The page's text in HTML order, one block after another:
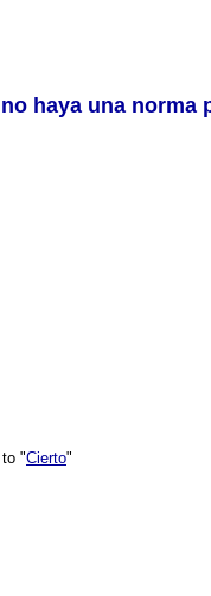
haya una norma
"Cierto"